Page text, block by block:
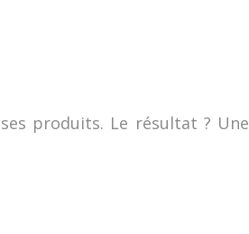
produits. Le résultat ? Une